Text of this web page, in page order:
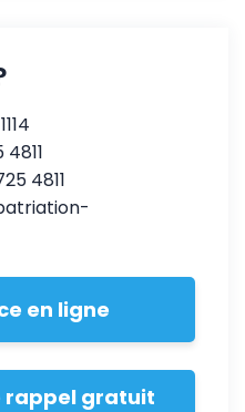
4811
en ligne
rappel gratuit